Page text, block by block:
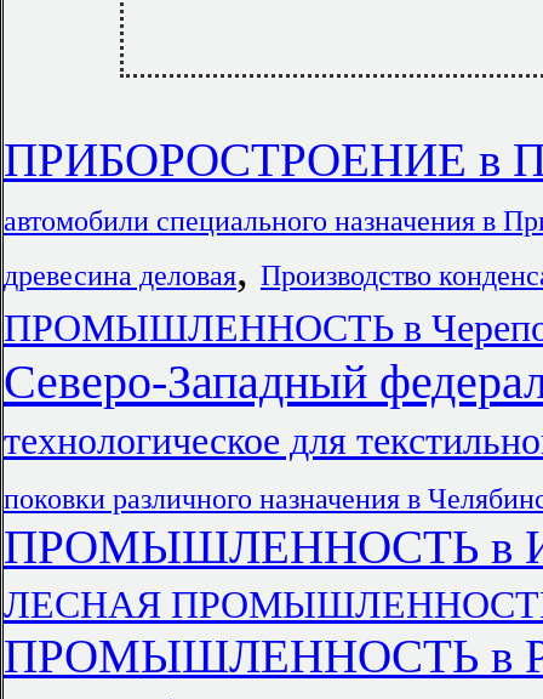
ПРИБОРОСТРОЕНИЕ в
автомобили специального назначения в
древесина деловая, Производство
ПРОМЫШЛЕННОСТЬ в
Северо-Западный
технологическое для
поковки различного назначения в
ПРОМЫШЛЕННОСТЬ в
ЛЕСНАЯ
ПРОМЫШЛЕННОСТЬ в